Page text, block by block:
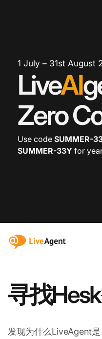
1 July – 31st August
LiveAI
Zero
Use code SUMMER-
SUMMER-33Y for
:site.title
寻找
发现为什么LiveAgent